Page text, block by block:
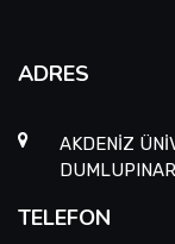
ADRES
AKDENİZ
TELEFON